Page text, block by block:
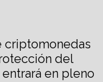
criptomonedas
del
en pleno